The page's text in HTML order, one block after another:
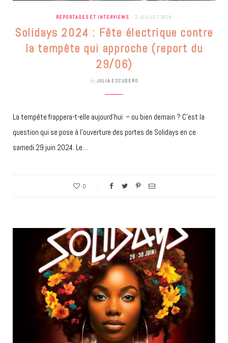
REPORTAGES ET INTERVIEWS 2 JUILLET 2024
Solidays 2024 : Fête électrique contre
la tempête qui approche (report du
29/06)
by JULIA ESCUDERO
La tempête frappera-t-elle aujourd’hui – ou bien demain ? C’est la
question qui se pose à l’ouverture des portes de Solidays en ce
samedi 29 juin 2024. Le…
0